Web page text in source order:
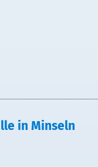
in Minseln